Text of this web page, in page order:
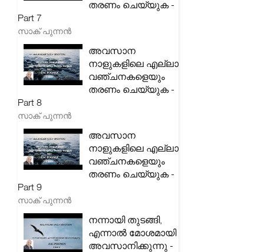
തരണം ചെയ്യുക -
Part 7
സാക് പുന്നൻ
അവസാന
നാളുകളിലെ എല്ലാ
വഞ്ചനകളെയും
തരണം ചെയ്യുക -
Part 8
സാക് പുന്നൻ
അവസാന
നാളുകളിലെ എല്ലാ
വഞ്ചനകളെയും
തരണം ചെയ്യുക -
Part 9
സാക് പുന്നൻ
നന്നായി തുടങ്ങി,
എന്നാൽ മോശമായി
അവസാനിക്കുന്നു -